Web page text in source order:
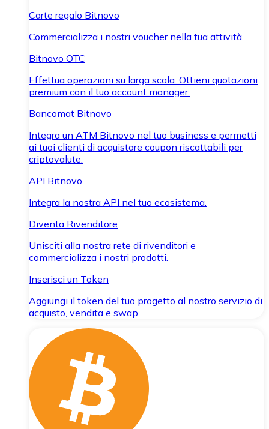
Carte regalo Bitnovo
Commercializza i nostri voucher nella tua attività.
Bitnovo OTC
Effettua operazioni su larga scala. Ottieni quotazioni
premium con il tuo account manager.
Bancomat Bitnovo
Integra un ATM Bitnovo nel tuo business e permetti
ai tuoi clienti di acquistare coupon riscattabili per
criptovalute.
API Bitnovo
Integra la nostra API nel tuo ecosistema.
Diventa Rivenditore
Unisciti alla nostra rete di rivenditori e
commercializza i nostri prodotti.
Inserisci un Token
Aggiungi il token del tuo progetto al nostro servizio di
acquisto, vendita e swap.